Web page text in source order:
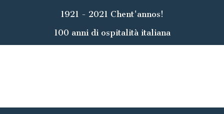
1921 - 2021 Chent'annos!
100 anni di ospitalità italiana